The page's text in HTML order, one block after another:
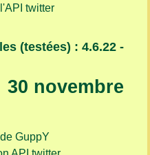
twitter
(testées) : 4.6.22 -
novembre
GuppY